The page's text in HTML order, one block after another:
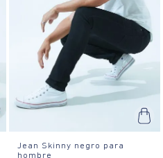
Jean Skinny negro para
hombre